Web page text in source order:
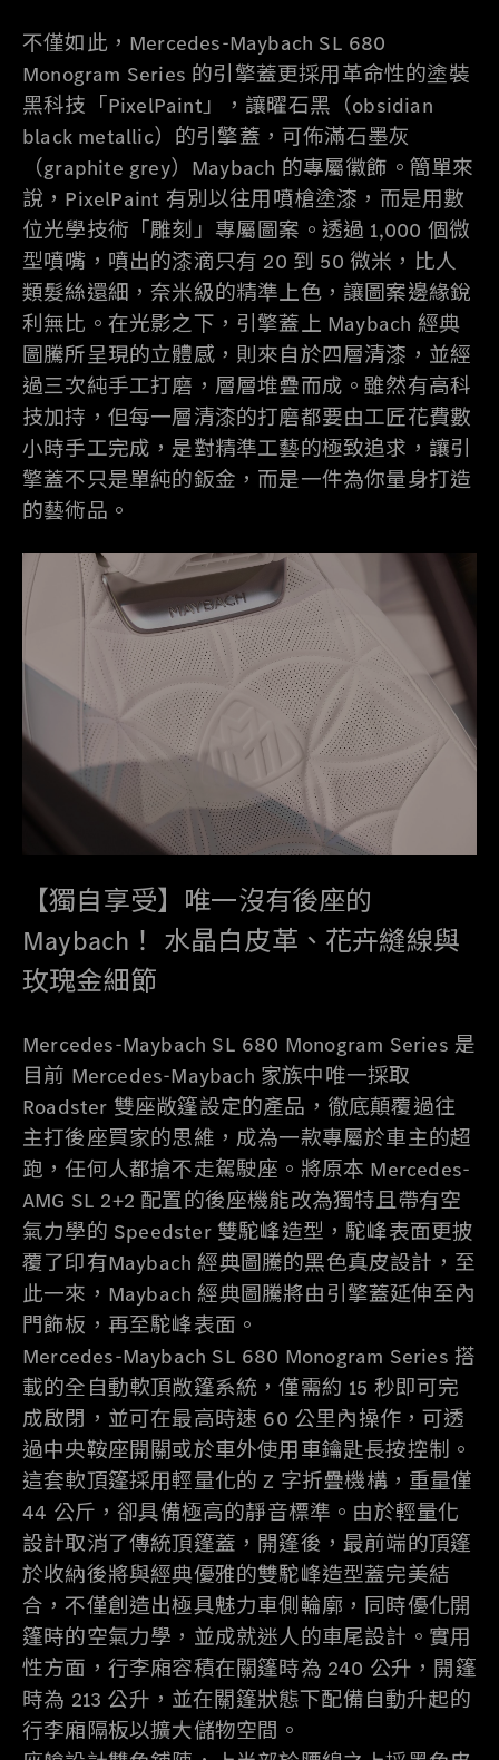
不僅如此，Mercedes-Maybach SL 680
Monogram Series 的引擎蓋更採用革命性的塗裝
黑科技「PixelPaint」，讓曜石黑（obsidian
black metallic）的引擎蓋，可佈滿石墨灰
（graphite grey）Maybach 的專屬徽飾。簡單來
說，PixelPaint 有別以往用噴槍塗漆，而是用數
位光學技術「雕刻」專屬圖案。透過 1,000 個微
型噴嘴，噴出的漆滴只有 20 到 50 微米，比人
類髮絲還細，奈米級的精準上色，讓圖案邊緣銳
利無比。在光影之下，引擎蓋上 Maybach 經典
圖騰所呈現的立體感，則來自於四層清漆，並經
過三次純手工打磨，層層堆疊而成。雖然有高科
技加持，但每一層清漆的打磨都要由工匠花費數
小時手工完成，是對精準工藝的極致追求，讓引
擎蓋不只是單純的鈑金，而是一件為你量身打造
的藝術品。
【獨自享受】唯一沒有後座的
Maybach！ 水晶白皮革、花卉縫線與
玫瑰金細節
Mercedes-Maybach SL 680 Monogram Series 是
目前 Mercedes-Maybach 家族中唯一採取
Roadster 雙座敞篷設定的產品，徹底顛覆過往
主打後座買家的思維，成為一款專屬於車主的超
跑，任何人都搶不走駕駛座。將原本 Mercedes-
AMG SL 2+2 配置的後座機能改為獨特且帶有空
氣力學的 Speedster 雙駝峰造型，駝峰表面更披
覆了印有Maybach 經典圖騰的黑色真皮設計，至
此一來，Maybach 經典圖騰將由引擎蓋延伸至內
門飾板，再至駝峰表面。
Mercedes-Maybach SL 680 Monogram Series 搭
載的全自動軟頂敞篷系統，僅需約 15 秒即可完
成啟閉，並可在最高時速 60 公里內操作，可透
過中央鞍座開關或於車外使用車鑰匙長按控制。
這套軟頂篷採用輕量化的 Z 字折疊機構，重量僅
44 公斤，卻具備極高的靜音標準。由於輕量化
設計取消了傳統頂篷蓋，開篷後，最前端的頂篷
於收納後將與經典優雅的雙駝峰造型蓋完美結
合，不僅創造出極具魅力車側輪廓，同時優化開
篷時的空氣力學，並成就迷人的車尾設計。實用
性方面，行李廂容積在關篷時為 240 公升，開篷
時為 213 公升，並在關篷狀態下配備自動升起的
行李廂隔板以擴大儲物空間。